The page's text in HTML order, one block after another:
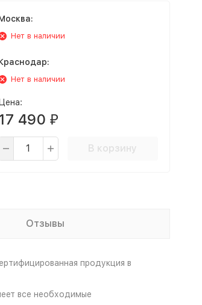
Нет в наличии
Нет в наличии
Цена:
490 ₽
В корзину
Отзывы
продукция в
все необходимые